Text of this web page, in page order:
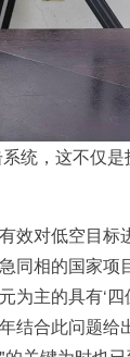
统，这不仅
对低空目
相的国家
主的具有‘
合此问题